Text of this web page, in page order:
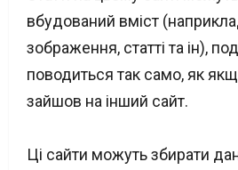
вбудований вміст
зображення, статті та ін),
поводиться так само, як
зайшов на інший сайт.
Ці сайти можуть збирати